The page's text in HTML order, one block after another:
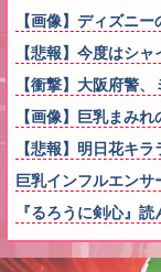
【画像】ディズニ
【悲報】今度はシ
【衝撃】大阪府警
【画像】巨乳まみ
【悲報】明日花キ
巨乳インフルエン
『るろうに剣心』